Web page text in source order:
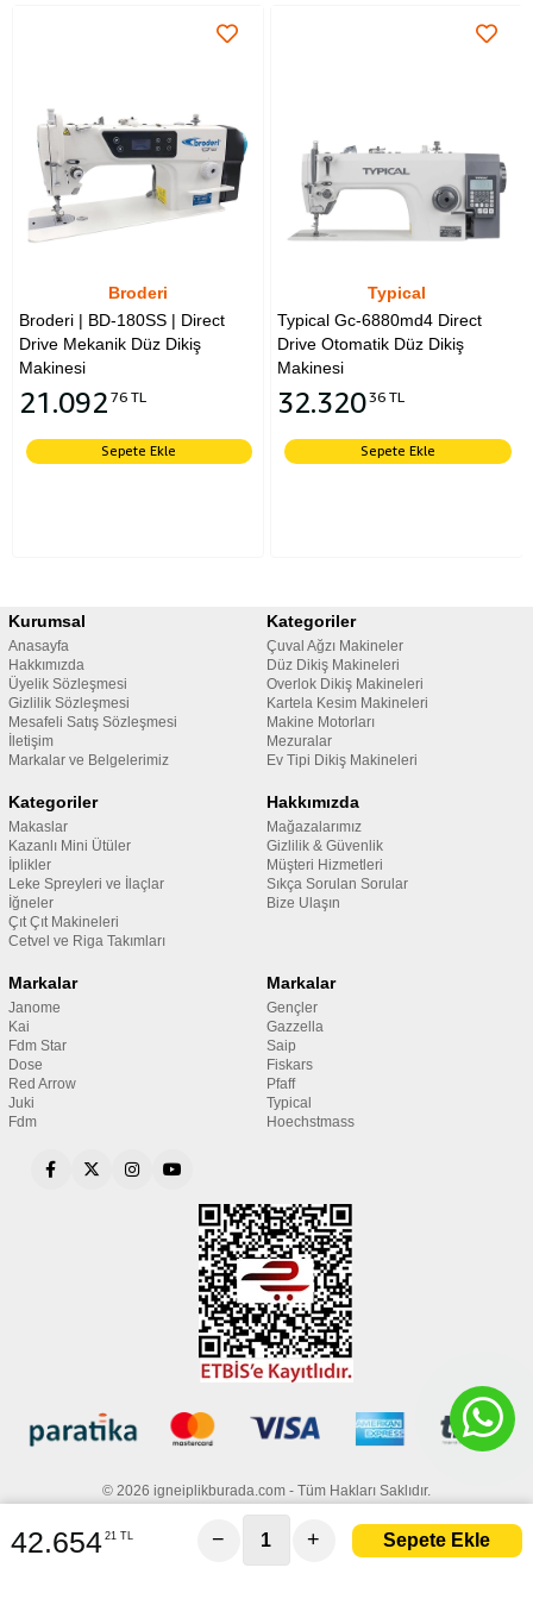
Direct
Typical Gc-6880md4 Direct
Drive Otomatik Düz Dikiş
32.320
Sepete Ekle
Juki Ddl-8700/Sc920 |
Düz Dikiş Makinesi |
Kaldırmalı | Tabla ve
Ayak, 220v
Kurumsal
Anasayfa
Hakkımızda
Üyelik Sözleşmesi
Gizlilik Sözleşmesi
Mesafeli Satış Sözleşmesi
İletişim
Markalar ve Belgelerimiz
Kategoriler
Çuval Ağzı Makineler
Düz Dikiş Makineleri
Overlok Dikiş Makineleri
Kartela Kesim Makineleri
Makine Motorları
Mezuralar
Ev Tipi Dikiş Makineleri
Kategoriler
Makaslar
Kazanlı Mini Ütüler
İplikler
Leke Spreyleri ve İlaçlar
İğneler
Çıt Çıt Makineleri
Cetvel ve Riga Takımları
Hakkımızda
Mağazalarımız
Gizlilik & Güvenlik
Müşteri Hizmetleri
Sıkça Sorulan Sorular
Bize Ulaşın
Markalar
Janome
Kai
Fdm Star
Dose
Red Arrow
Juki
Fdm
Markalar
Gençler
Gazzella
Saip
Fiskars
Pfaff
Typical
Hoechstmass
© 2026 igneiplikburada.com - Tüm Hakları Saklıdır.
42.654 21 TL − +